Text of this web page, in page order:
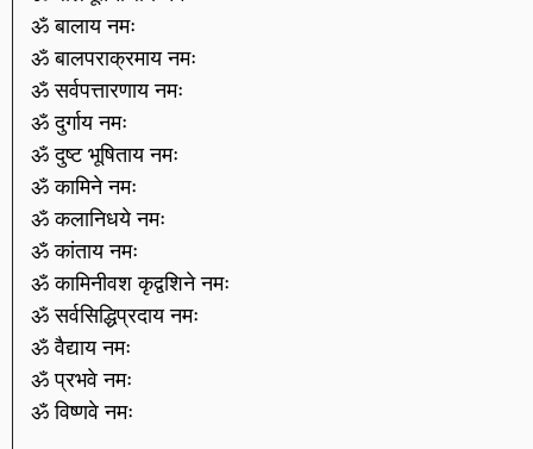
ॐ बालाय नमः
ॐ बालपराक्रमाय नमः
ॐ सर्वपत्तारणाय नमः
ॐ दुर्गाय नमः
ॐ दुष्ट भूषिताय नमः
ॐ कामिने नमः
ॐ कलानिधये नमः
ॐ कांताय नमः
ॐ कामिनीवश कृद्वशिने नमः
ॐ सर्वसिद्धिप्रदाय नमः
ॐ वैद्याय नमः
ॐ प्रभवे नमः
ॐ विष्णवे नमः